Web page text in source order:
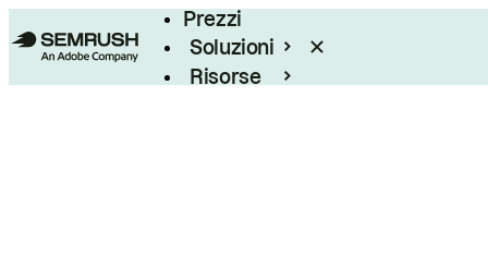
Prezzi
Soluzioni
Risorse